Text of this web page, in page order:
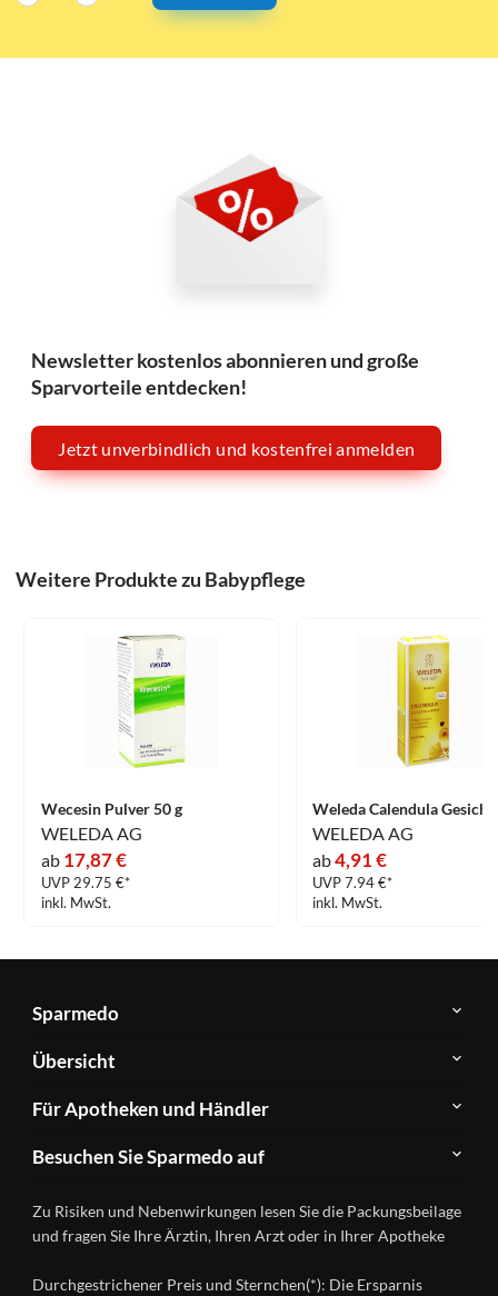
Newsletter kostenlos abonnieren und große
Sparvorteile entdecken!
Jetzt unverbindlich und kostenfrei anmelden
Weitere Produkte zu Babypflege
Wecesin Pulver 50 g
WELEDA AG
ab 17,87 €
UVP 29.75 €*
inkl. MwSt.
WELEDA AG
ab4,91 €
UVP 7.94 €*
inkl. MwSt.
Sparmedo
Über
Sparmedo
FAQ
Kontakt
Datenschutz
Nutzungsbedingungen
Übersicht
Herstellerverzeichnis
Produkte
A-
Ratgeber
Wirkstoffe
Für Apotheken und Händler
&
Händlerlogin
Besuchen Sie Sparmedo auf
Instagram
Zu Risiken und Nebenwirkungen lesen Sie die Packungsbeilage
und fragen Sie Ihre Ärztin, Ihren Arzt oder in Ihrer Apotheke
Durchgestrichener Preis und Sternchen(*): Die Ersparnis